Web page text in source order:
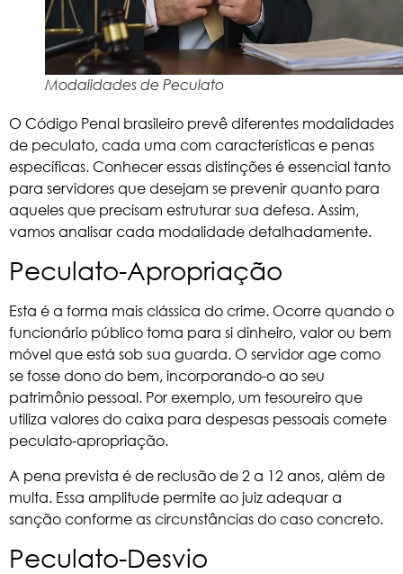
Modalidades de Peculato
O Código Penal brasileiro prevê diferentes modalidades
de peculato, cada uma com características e penas
específicas. Conhecer essas distinções é essencial tanto
para servidores que desejam se prevenir quanto para
aqueles que precisam estruturar sua defesa. Assim,
vamos analisar cada modalidade detalhadamente.
Peculato-Apropriação
Esta é a forma mais clássica do crime. Ocorre quando o
funcionário público toma para si dinheiro, valor ou bem
móvel que está sob sua guarda. O servidor age como
se fosse dono do bem, incorporando-o ao seu
patrimônio pessoal. Por exemplo, um tesoureiro que
utiliza valores do caixa para despesas pessoais comete
peculato-apropriação.
A pena prevista é de reclusão de 2 a 12 anos, além de
multa. Essa amplitude permite ao juiz adequar a
sanção conforme as circunstâncias do caso concreto.
Peculato-Desvio